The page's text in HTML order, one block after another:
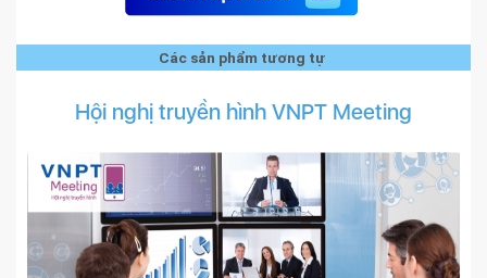
Các sản phẩm tương tự
Hội nghị truyền hình VNPT Meeting